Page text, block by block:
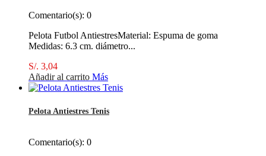
Comentario(s): 0
Pelota Futbol AntiestresMaterial: Espuma de goma
Medidas: 6.3 cm. diámetro...
S/. 3,04
Añadir al carrito Más
Pelota Antiestres Tenis
Comentario(s): 0